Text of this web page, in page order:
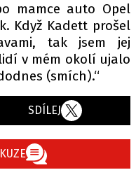
mamce auto Opel
Když Kadett prošel
tak jsem jej
v mém okolí ujalo
(smích).“
SDÍLEJ